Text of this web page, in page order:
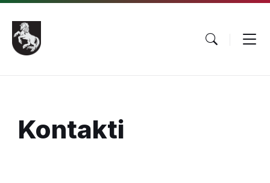
Pāriet
saturu
Skip
main
navigation
Skip
footer
Kontakti